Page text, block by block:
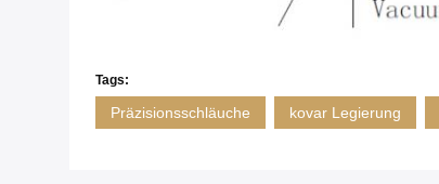
Tags:
Präzisionsschläuche kovar Legierung